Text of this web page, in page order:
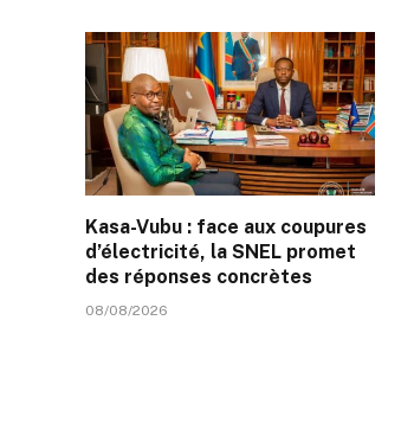
Kasa-Vubu : face aux coupures
d’électricité, la SNEL promet
des réponses concrètes
08/08/2026